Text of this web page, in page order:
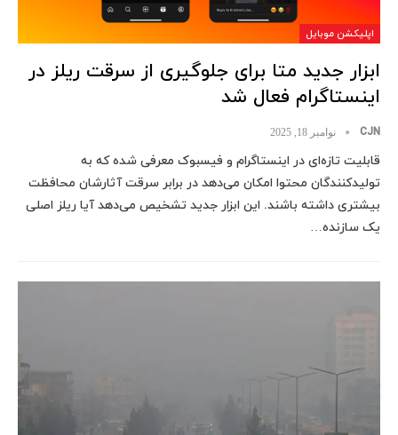
اپلیکشن موبایل
ابزار جدید متا برای جلوگیری از سرقت ریلز در
اینستاگرام فعال شد
CJN نوامبر 18, 2025
قابلیت تازه‌ای در اینستاگرام و فیسبوک معرفی شده که به
تولیدکنندگان محتوا امکان می‌دهد در برابر سرقت آثارشان محافظت
بیشتری داشته باشند. این ابزار جدید تشخیص می‌دهد آیا ریلز اصلی
یک سازنده…